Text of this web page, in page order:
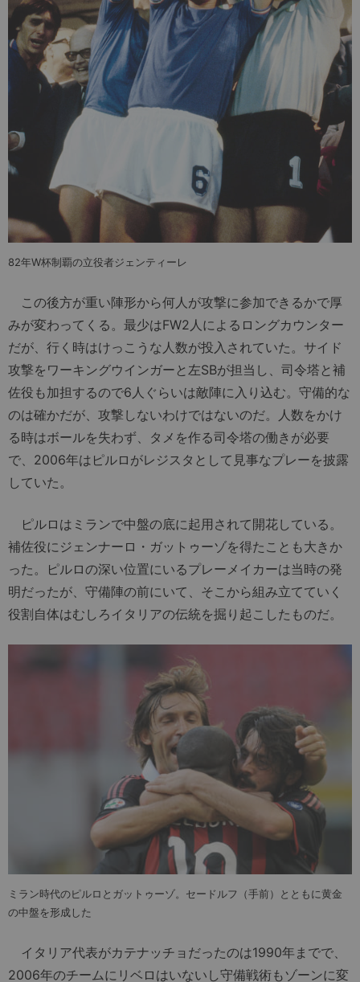
82年W杯制覇の立役者ジェンティーレ
この後方が重い陣形から何人が攻撃に参加できるかで厚
みが変わってくる。最少はFW2人によるロングカウンター
だが、行く時はけっこうな人数が投入されていた。サイド
攻撃をワーキングウインガーと左SBが担当し、司令塔と補
佐役も加担するので6人ぐらいは敵陣に入り込む。守備的な
のは確かだが、攻撃しないわけではないのだ。人数をかけ
る時はボールを失わず、タメを作る司令塔の働きが必要
で、2006年はピルロがレジスタとして見事なプレーを披露
していた。
ピルロはミランで中盤の底に起用されて開花している。
補佐役にジェンナーロ・ガットゥーゾを得たことも大きか
った。ピルロの深い位置にいるプレーメイカーは当時の発
明だったが、守備陣の前にいて、そこから組み立てていく
役割自体はむしろイタリアの伝統を掘り起こしたものだ。
ミラン時代のピルロとガットゥーゾ。セードルフ（手前）とともに黄金
の中盤を形成した
イタリア代表がカテナッチョだったのは1990年までで、
2006年のチームにリベロはいないし守備戦術もゾーンに変